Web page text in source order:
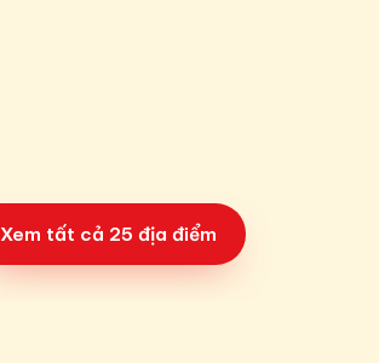
Xem tất cả 25 địa điểm